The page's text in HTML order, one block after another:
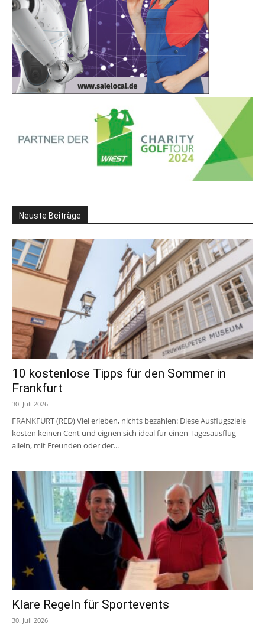
Neuste Beiträge
10 kostenlose Tipps für den Sommer in
Frankfurt
30. Juli 2026
FRANKFURT (RED) Viel erleben, nichts bezahlen: Diese Ausflugsziele
kosten keinen Cent und eignen sich ideal für einen Tagesausflug –
allein, mit Freunden oder der...
Klare Regeln für Sportevents
30. Juli 2026